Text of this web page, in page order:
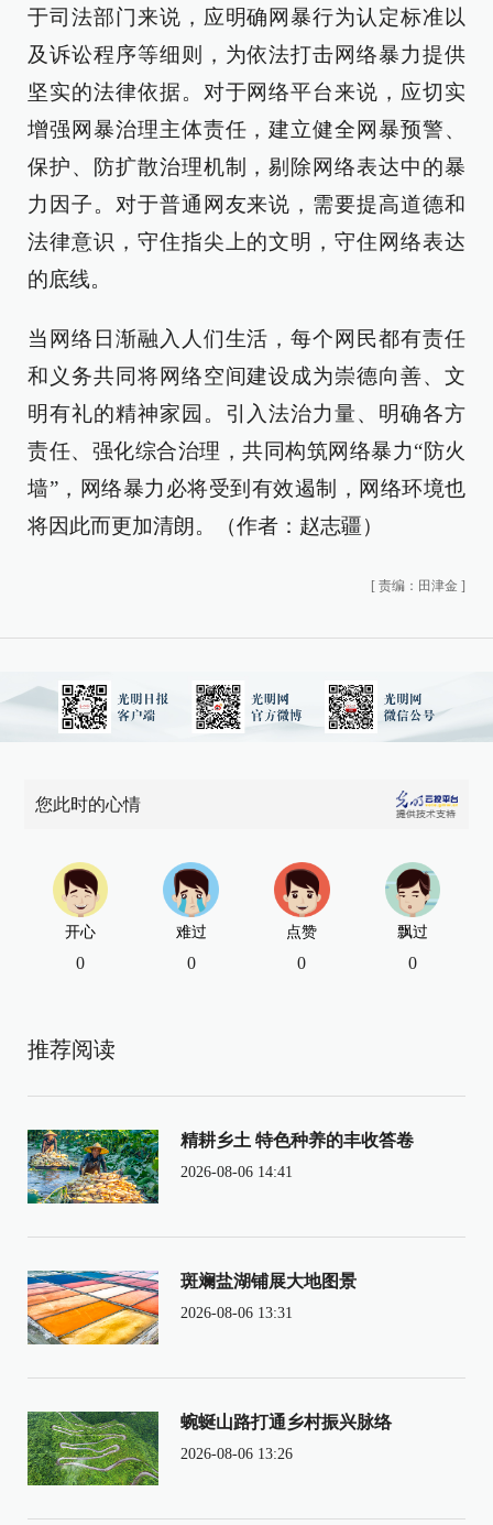
于司法部门来说，应明确网暴行为认定标准以
及诉讼程序等细则，为依法打击网络暴力提供
坚实的法律依据。对于网络平台来说，应切实
增强网暴治理主体责任，建立健全网暴预警、
保护、防扩散治理机制，剔除网络表达中的暴
力因子。对于普通网友来说，需要提高道德和
法律意识，守住指尖上的文明，守住网络表达
的底线。
当网络日渐融入人们生活，每个网民都有责任
和义务共同将网络空间建设成为崇德向善、文
明有礼的精神家园。引入法治力量、明确各方
责任、强化综合治理，共同构筑网络暴力“防火
墙”，网络暴力必将受到有效遏制，网络环境也
将因此而更加清朗。（作者：赵志疆）
[ 责编：田津金 ]
您此时的心情
开心
0
难过
0
点赞
0
飘过
0
推荐阅读
精耕乡土 特色种养的丰收答卷
2026-08-06 14:41
斑斓盐湖铺展大地图景
2026-08-06 13:31
蜿蜒山路打通乡村振兴脉络
2026-08-06 13:26